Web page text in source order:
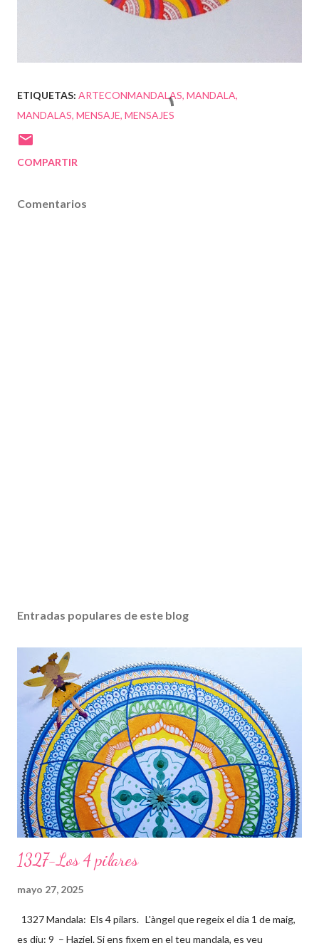
ETIQUETAS: ARTECONMANDALAS MANDALA
MANDALAS MENSAJE MENSAJES
COMPARTIR
Comentarios
Entradas populares de este blog
1327-Los 4 pilares
mayo 27, 2025
1327 Mandala: Els 4 pilars. L'àngel que regeix el dia 1 de maig,
es diu: 9 – Haziel. Si ens fixem en el teu mandala, es veu